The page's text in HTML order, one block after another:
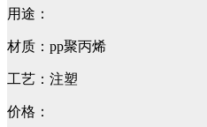
用途：
材质：pp聚丙烯
工艺：注塑
价格：